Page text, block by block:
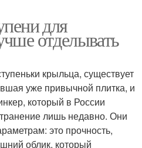
для
отделывать
крыльца, существует
уже привычной плитка, и
который в России
лишь недавно. Они
это прочность,
облик, который